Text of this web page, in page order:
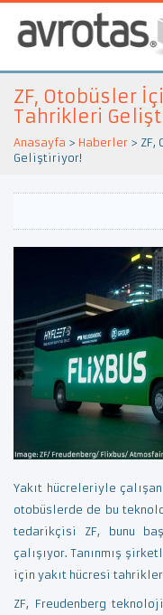
ZF, Otobüsler
Tahrikleri
Anasayfa > Haberler > ZF,
Geliştiriyor!
Yakıt hücreleriyle
otobüslerde de bu
tedarikçisi ZF, bunu
çalışıyor. Tanınmış
için yakıt hücresi
ZF, Freudenberg